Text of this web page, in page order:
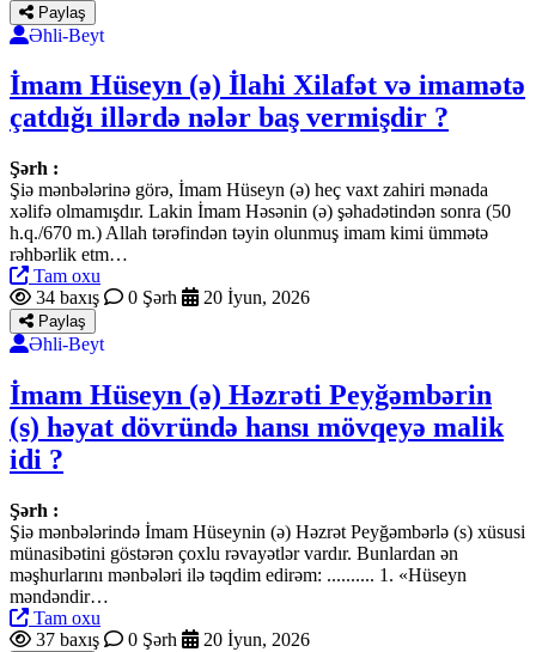
Paylaş
Əhli-Beyt
İmam Hüseyn (ə) İlahi Xilafət və imamətə
çatdığı illərdə nələr baş vermişdir ?
Şərh :
Şiə mənbələrinə görə, İmam Hüseyn (ə) heç vaxt zahiri mənada
xəlifə olmamışdır. Lakin İmam Həsənin (ə) şəhadətindən sonra (50
h.q./670 m.) Allah tərəfindən təyin olunmuş imam kimi ümmətə
rəhbərlik etm…
Tam oxu
34 baxış
0 Şərh 20 İyun, 2026
Paylaş
Əhli-Beyt
İmam Hüseyn (ə) Həzrəti Peyğəmbərin
(s) həyat dövründə hansı mövqeyə malik
idi ?
Şərh :
Şiə mənbələrində İmam Hüseynin (ə) Həzrət Peyğəmbərlə (s) xüsusi
münasibətini göstərən çoxlu rəvayətlər vardır. Bunlardan ən
məşhurlarını mənbələri ilə təqdim edirəm: .......... 1. «Hüseyn
məndəndir…
Tam oxu
37 baxış
0 Şərh 20 İyun, 2026